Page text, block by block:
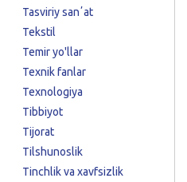
Tasviriy sanʼat
Tekstil
Temir yo'llar
Texnik fanlar
Texnologiya
Tibbiyot
Tijorat
Tilshunoslik
Tinchlik va xavfsizlik